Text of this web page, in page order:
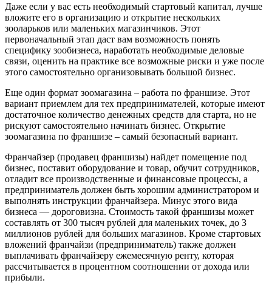
Даже если у вас есть необходимый стартовый капитал, лучше
вложите его в организацию и открытие нескольких
зооларьков или маленьких магазинчиков. Этот
первоначальный этап даст вам возможность понять
специфику зообизнеса, наработать необходимые деловые
связи, оценить на практике все возможные риски и уже после
этого самостоятельно организовывать большой бизнес.
Еще один формат зоомагазина – работа по франшизе. Этот
вариант приемлем для тех предпринимателей, которые имеют
достаточное количество денежных средств для старта, но не
рискуют самостоятельно начинать бизнес. Открытие
зоомагазина по франшизе – самый безопасный вариант.
Франчайзер (продавец франшизы) найдет помещение под
бизнес, поставит оборудование и товар, обучит сотрудников,
отладит все производственные и финансовые процессы, а
предприниматель должен быть хорошим администратором и
выполнять инструкции франчайзера. Минус этого вида
бизнеса — дороговизна. Стоимость такой франшизы может
составлять от 300 тысяч рублей для маленьких точек, до 3
миллионов рублей для больших магазинов. Кроме стартовых
вложений франчайзи (предприниматель) также должен
выплачивать франчайзеру ежемесячную ренту, которая
рассчитывается в процентном соотношении от дохода или
прибыли.